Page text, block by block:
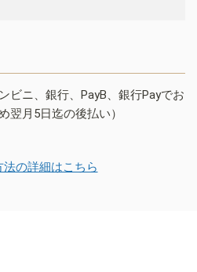
ビニ、銀行、PayB、銀行Payでお
翌月5日迄の後払い）
法の詳細はこちら